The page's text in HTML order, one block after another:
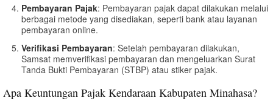
Pembayaran Pajak: Pembayaran pajak dapat dilakukan melalui
berbagai metode yang disediakan, seperti bank atau layanan
pembayaran online.
Verifikasi Pembayaran: Setelah pembayaran dilakukan,
Samsat memverifikasi pembayaran dan mengeluarkan Surat
Tanda Bukti Pembayaran (STBP) atau stiker pajak.
Apa Keuntungan Pajak Kendaraan Kabupaten Minahasa?